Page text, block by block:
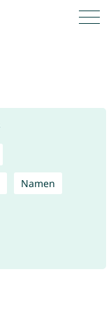
Namen